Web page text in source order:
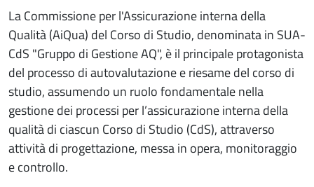
La Commissione per l'Assicurazione interna della
Qualità (AiQua) del Corso di Studio, denominata in SUA-
CdS "Gruppo di Gestione AQ", è il principale protagonista
del processo di autovalutazione e riesame del corso di
studio, assumendo un ruolo fondamentale nella
gestione dei processi per l’assicurazione interna della
qualità di ciascun Corso di Studio (CdS), attraverso
attività di progettazione, messa in opera, monitoraggio
e controllo.